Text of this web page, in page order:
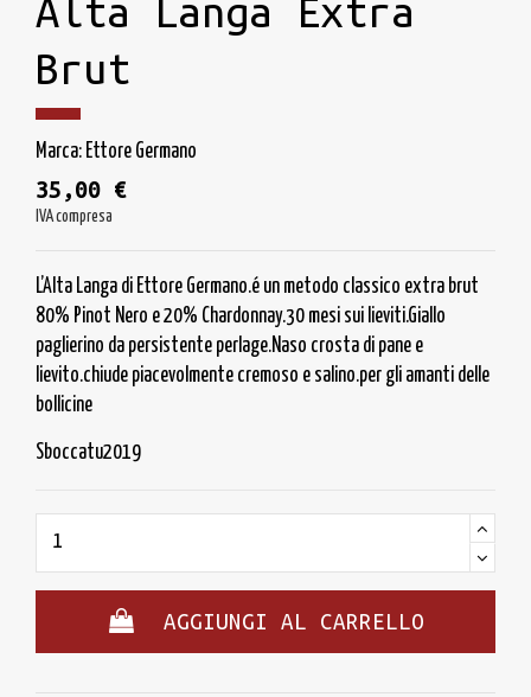
Alta Langa Extra
Brut
Marca: Ettore Germano
35,00 €
IVA compresa
L’Alta Langa di Ettore Germano.é un metodo classico extra brut
80% Pinot Nero e 20% Chardonnay.30 mesi sui lieviti.Giallo
paglierino da persistente perlage.Naso crosta di pane e
lievito.chiude piacevolmente cremoso e salino.per gli amanti delle
bollicine
Sboccatu2019
AGGIUNGI AL CARRELLO